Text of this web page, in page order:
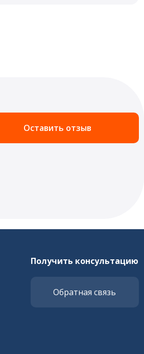
Оставить отзыв
Получить консультацию
Обратная связь